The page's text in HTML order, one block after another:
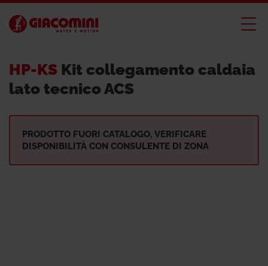
HP-KS Kit collegamento caldaia
lato tecnico ACS
PRODOTTO FUORI CATALOGO, VERIFICARE
DISPONIBILITÀ CON CONSULENTE DI ZONA